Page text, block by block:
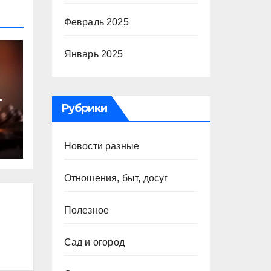
Февраль 2025
Январь 2025
Рубрики
Новости разные
Отношения, быт, досуг
Полезное
Сад и огород